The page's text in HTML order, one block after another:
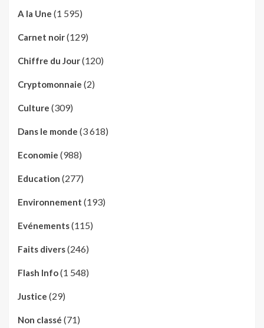
A la Une (1 595)
Carnet noir(129)
Chiffre du Jour(120)
Cryptomonnaie (2)
Culture (309)
Dans le monde (3 618)
Economie (988)
Education (277)
Environnement (193)
Evénements(115)
Faits divers(246)
Flash Info(1 548)
Justice (29)
Non classé (71)